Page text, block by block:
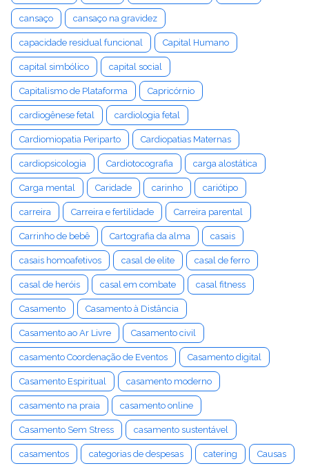
cansaço cansaço na gravidez
capacidade residual funcional Capital Humano
capital simbólico capital social
Capitalismo de Plataforma Capricórnio
cardiogênese fetal cardiologia fetal
Cardiomiopatia Periparto Cardiopatias Maternas
cardiopsicologia Cardiotocografia carga alostática
Carga mental Caridade carinho cariótipo
carreira Carreira e fertilidade Carreira parental
Carrinho de bebê Cartografia da alma casais
casais homoafetivos casal de elite casal de ferro
casal de heróis casal em combate casal fitness
Casamento Casamento à Distância
Casamento ao Ar Livre Casamento civil
casamento Coordenação de Eventos Casamento digital
Casamento Espiritual casamento moderno
casamento na praia casamento online
Casamento Sem Stress casamento sustentável
casamentos categorias de despesas catering Causas